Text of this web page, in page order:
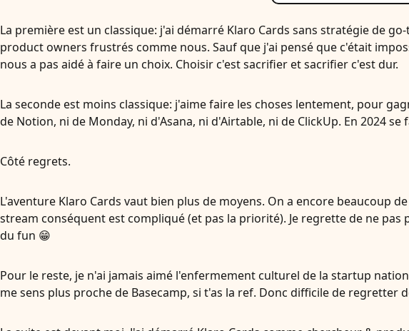
La première est un classique: j'ai démarré Klaro Cards sans stratégie de
product owners frustrés comme nous. Sauf que j'ai pensé que c'était
nous a pas aidé à faire un choix. Choisir c'est sacrifier et sacrifier c'est dur.
La seconde est moins classique: j'aime faire les choses lentement, pour
de Notion, ni de Monday, ni d'Asana, ni d'Airtable, ni de ClickUp. En 2024
Côté regrets.
L'aventure Klaro Cards vaut bien plus de moyens. On a encore beaucoup
stream conséquent est compliqué (et pas la priorité). Je regrette de ne
du fun 😁
Pour le reste, je n'ai jamais aimé l'enfermement culturel de la startup
me sens plus proche de Basecamp, si t'as la ref. Donc difficile de regretter